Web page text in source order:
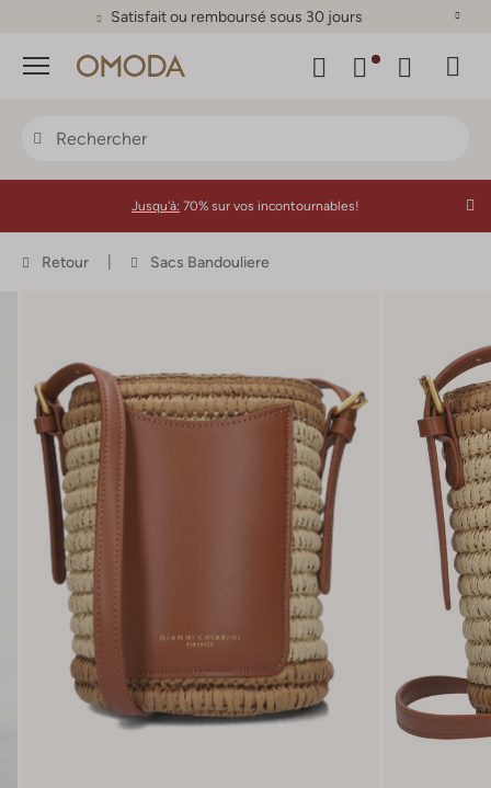
Satisfait ou remboursé sous 30 jours
Menu
Jusqu'à: 70% sur vos incontournables!
Retour Sacs Bandouliere